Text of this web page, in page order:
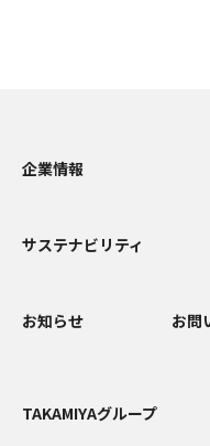
企業情報
サステナビリティ
お知らせ お問
TAKAMIYAグループ